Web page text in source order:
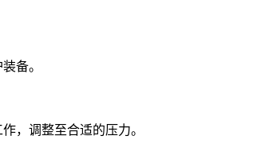
备。
，调整至合适的压力。